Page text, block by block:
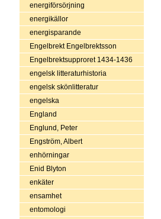
energiförsörjning
energikällor
energisparande
Engelbrekt Engelbrektsson
Engelbrektsupproret 1434-1436
engelsk litteraturhistoria
engelsk skönlitteratur
engelska
England
Englund, Peter
Engström, Albert
enhörningar
Enid Blyton
enkäter
ensamhet
entomologi